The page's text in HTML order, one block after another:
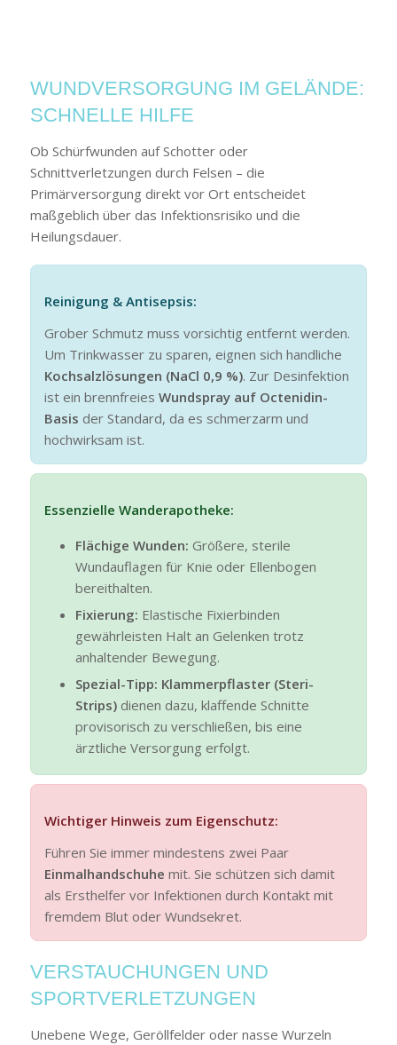
WUNDVERSORGUNG IM GELÄNDE:
SCHNELLE HILFE
Ob Schürfwunden auf Schotter oder
Schnittverletzungen durch Felsen – die
Primärversorgung direkt vor Ort entscheidet
maßgeblich über das Infektionsrisiko und die
Heilungsdauer.
Reinigung & Antisepsis:
Grober Schmutz muss vorsichtig entfernt werden.
Um Trinkwasser zu sparen, eignen sich handliche
Kochsalzlösungen (NaCl 0,9 %). Zur Desinfektion
ist ein brennfreies Wundspray auf Octenidin-
Basis der Standard, da es schmerzarm und
hochwirksam ist.
Essenzielle Wanderapotheke:
Flächige Wunden: Größere, sterile
Wundauflagen für Knie oder Ellenbogen
bereithalten.
Fixierung: Elastische Fixierbinden
gewährleisten Halt an Gelenken trotz
anhaltender Bewegung.
Spezial-Tipp: Klammerpflaster (Steri-
Strips)dienen dazu, klaffende Schnitte
provisorisch zu verschließen, bis eine
ärztliche Versorgung erfolgt.
Wichtiger Hinweis zum Eigenschutz:
Führen Sie immer mindestens zwei Paar
Einmalhandschuhe mit. Sie schützen sich damit
als Ersthelfer vor Infektionen durch Kontakt mit
fremdem Blut oder Wundsekret.
VERSTAUCHUNGEN UND
SPORTVERLETZUNGEN
Unebene Wege, Geröllfelder oder nasse Wurzeln